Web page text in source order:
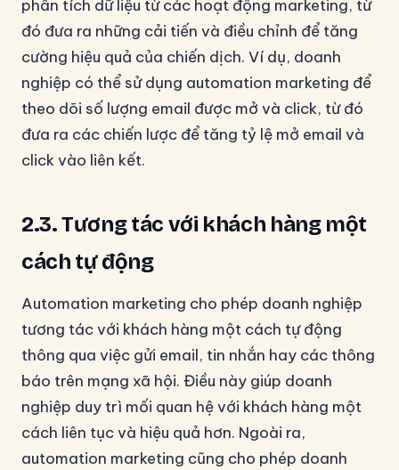
phân tích dữ liệu từ các hoạt động marketing, từ
đó đưa ra những cải tiến và điều chỉnh để tăng
cường hiệu quả của chiến dịch. Ví dụ, doanh
nghiệp có thể sử dụng automation marketing để
theo dõi số lượng email được mở và click, từ đó
đưa ra các chiến lược để tăng tỷ lệ mở email và
click vào liên kết.
2.3. Tương tác với khách hàng một
cách tự động
Automation marketing cho phép doanh nghiệp
tương tác với khách hàng một cách tự động
thông qua việc gửi email, tin nhắn hay các thông
báo trên mạng xã hội. Điều này giúp doanh
nghiệp duy trì mối quan hệ với khách hàng một
cách liên tục và hiệu quả hơn. Ngoài ra,
automation marketing cũng cho phép doanh